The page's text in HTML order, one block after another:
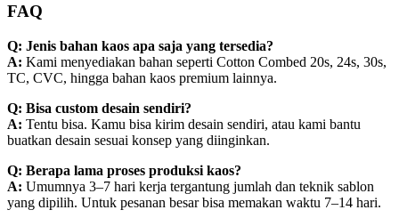
FAQ
Q: Jenis bahan kaos apa saja yang tersedia?
A: Kami menyediakan bahan seperti Cotton Combed 20s, 24s, 30s,
TC, CVC, hingga bahan kaos premium lainnya.
Q: Bisa custom desain sendiri?
A: Tentu bisa. Kamu bisa kirim desain sendiri, atau kami bantu
buatkan desain sesuai konsep yang diinginkan.
Q: Berapa lama proses produksi kaos?
A: Umumnya 3–7 hari kerja tergantung jumlah dan teknik sablon
yang dipilih. Untuk pesanan besar bisa memakan waktu 7–14 hari.